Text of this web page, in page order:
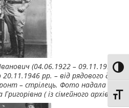
(04.06.1922 – 09.11.1995)
рр. – від рядового до
– стрілець. Фото надала
( із сімейного архіву)